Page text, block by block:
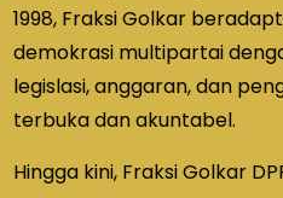
1998, Fraksi Golkar
demokrasi multipartai
legislasi, anggaran, dan
terbuka dan akuntabel.
Hingga kini, Fraksi Golkar